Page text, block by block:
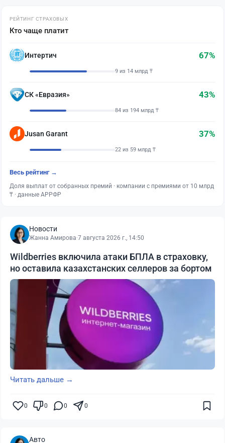
РЕЙТИНГ СТРАХОВЫХ
Кто чаще платит
Интертич 67%
9 из 14 млрд ₸
СК «Евразия» 43%
84 из 194 млрд ₸
Jusan Garant 37%
22 из 59 млрд ₸
Весь рейтинг →
Доля выплат от собранных премий · компании с премиями от 10 млрд
₸ · данные АРРФР
Новости
Жанна Амирова·7 августа 2026 г., 14:50
Wildberries включила атаки БПЛА в страховку,
но оставила казахстанских селлеров за бортом
Читать дальше →
0 0 0 0
Авто